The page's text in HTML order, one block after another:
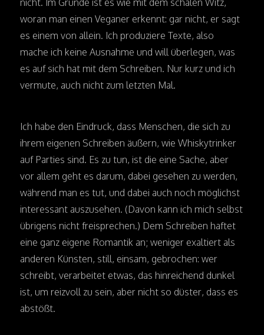
nicht. Im Grunde ist es wie mit dem schalen Witz,
woran man einen Veganer erkennt: gar nicht, er sagt
es einem von allein. Ich produziere Texte, also
mache ich keine Ausnahme und will überlegen, was
es auf sich hat mit dem Schreiben. Nur kurz und ich
vermute, auch nicht zum letzten Mal.
Ich habe den Eindruck, dass Menschen, die sich zu
ihrem eigenen Schreiben äußern, wie Whiskytrinker
auf Parties sind. Es zu tun, ist die eine Sache, aber
vor allem geht es darum, dabei gesehen zu werden,
während man es tut, und dabei auch noch möglichst
interessant auszusehen. (Davon kann ich mich selbst
übrigens nicht freisprechen.) Dem Schreiben haftet
eine ganz eigene Romantik an; weniger exaltiert als
anderen Künsten, still, einsam, gebrochen: wer
schreibt, verarbeitet etwas, das hinreichend dunkel
ist, um reizvoll zu sein, aber nicht so düster, dass es
abstößt.